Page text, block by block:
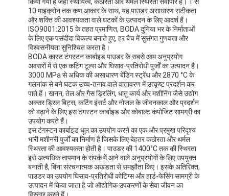
10 माइक्रोन तक कण आकार के साथ, यह पाउडर असाधारण सटीकता
और शक्ति की आवश्यकता वाले घटकों के उत्पादन के लिए आदर्श है।
ISO9001:2015 के तहत प्रमाणित, BODA दुनिया भर के निर्माताओं
के लिए एक पसंदीदा विकल्प बनाते हुए, हर बैच में सुसंगत गुणवत्ता और
विश्वसनीयता सुनिश्चित करता है।
BODA कास्ट टंगस्टन कार्बाइड पाउडर के सबसे आम अनुप्रयोग
अवसरों में से एक कटिंग टूल्स और घिसाव-प्रतिरोधी पुर्जों का उत्पादन है।
3000 MPa से अधिक की असाधारण बेंडिंग स्ट्रेंथ और 2870 °C के
गलनांक से बने घटक उच्च-तनाव वाले वातावरण में उत्कृष्ट प्रदर्शन कर
पाते हैं। खनन, तेल और गैस ड्रिलिंग, धातु कार्य और मशीनिंग जैसे उद्योग
अक्सर ड्रिल बिट्स, कटिंग इंसर्ट और नोजल के जीवनकाल और प्रदर्शन
को बढ़ाने के लिए इस टंगस्टन कार्बाइड और कोबाल्ट कंपोजिट सामग्री का
उपयोग करते हैं।
इस टंगस्टन कार्बाइड धूल का उपयोग करने का एक और प्रमुख परिदृश्य
भारी मशीनरी पुर्जों का निर्माण है जिसके लिए बेहतर कठोरता और थर्मल
स्थिरता की आवश्यकता होती है। पाउडर की 1400°C तक की स्थिरता
इसे अत्यधिक तापमान के संपर्क में आने वाले अनुप्रयोगों के लिए उपयुक्त
बनाती है, बिना संरचनात्मक अखंडता से समझौता किए। इसके अतिरिक्त,
पाउडर का उपयोग घिसाव-प्रतिरोधी कोटिंग्स और हार्ड-फेसिंग सामग्री के
उत्पादन में किया जाता है जो औद्योगिक उपकरणों के सेवा जीवन का